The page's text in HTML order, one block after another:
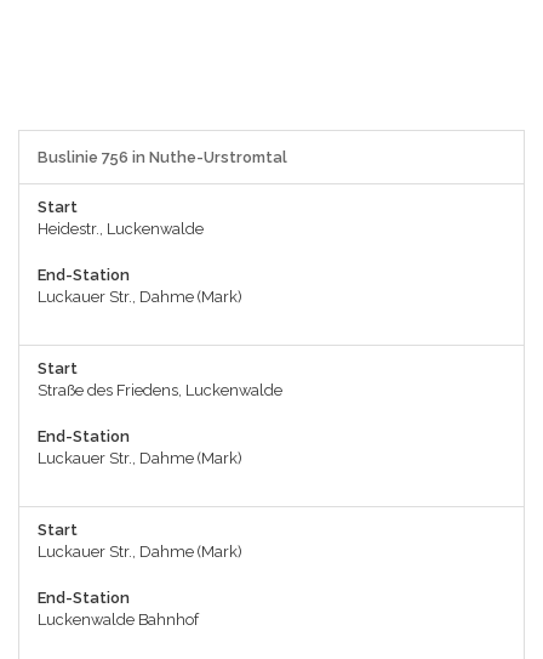
Buslinie 756 in Nuthe-Urstromtal
Start
Heidestr., Luckenwalde
End-Station
Luckauer Str., Dahme (Mark)
Start
Straße des Friedens, Luckenwalde
End-Station
Luckauer Str., Dahme (Mark)
Start
Luckauer Str., Dahme (Mark)
End-Station
Luckenwalde Bahnhof